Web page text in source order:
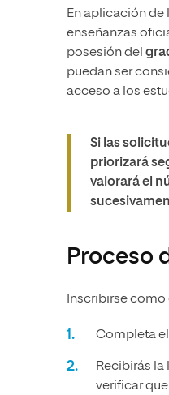
En aplicación de
enseñanzas
posesión del
puedan ser
acceso a los
Si las
priorizará
valorará el
Proceso
Inscribirse
Completa el
Recibirás la
verificar